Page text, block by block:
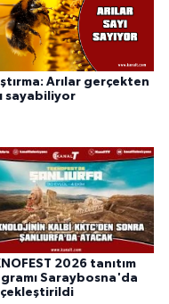
Arılar gerçekten
sayabiliyor
2026 tanıtım
Saraybosna'da